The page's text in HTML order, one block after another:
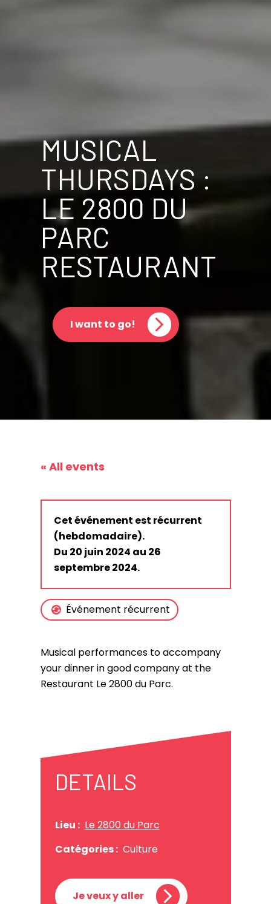
MUSICAL
THURSDAYS :
LE 2800 DU
PARC
RESTAURANT
I want to go!
« All events
Cet événement est récurrent
(hebdomadaire).
Du 20 juin 2024 au 26
septembre 2024.
Événement récurrent
Musical performances to accompany
your dinner in good company at the
Restaurant Le 2800 du Parc.
DETAILS
Lieu : Le 2800 du Parc
Catégories : Culture
Je veux y aller